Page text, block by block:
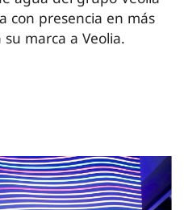
con presencia en más
marca a Veolia.